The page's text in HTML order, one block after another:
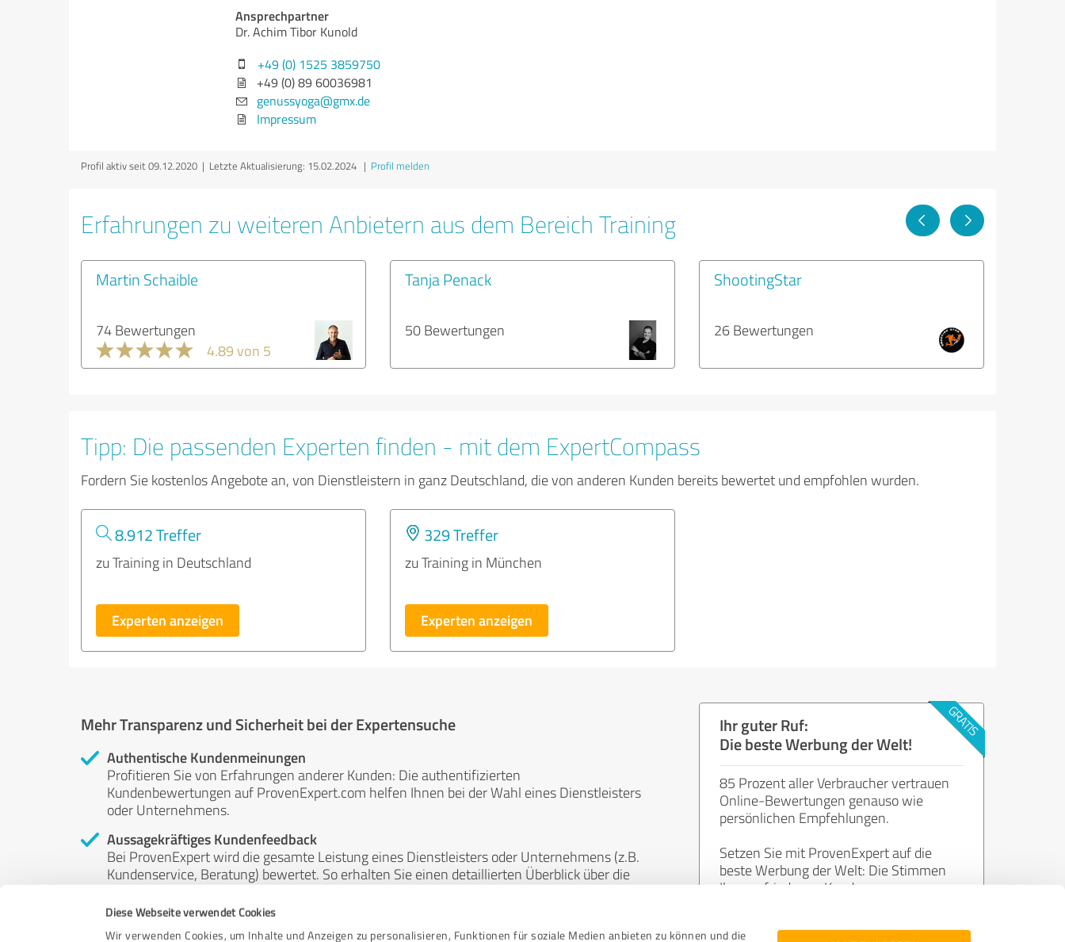
Diese Webseite verwendet Cookies
Wir verwenden Cookies, um Inhalte und Anzeigen zu personalisieren, Funktionen für soziale Medien anbieten zu können und die
Ansprechpartner
Dr. Achim Tibor Kunold
+49 (0) 1525 3859750
+49 (0) 89 60036981
genussyoga@gmx.de
Impressum
Profil aktiv seit 09.12.2020 | Letzte Aktualisierung: 15.02.2024 | Profil melden
Erfahrungen zu weiteren Anbietern aus dem Bereich Training
Martin Schaible
74 Bewertungen
4.89 von 5
Tanja Penack
50 Bewertungen
ShootingStar
26 Bewertungen
Tipp: Die passenden Experten finden - mit dem ExpertCompass
Fordern Sie kostenlos Angebote an, von Dienstleistern in ganz Deutschland, die von anderen Kunden bereits bewertet und empfohlen wurden.
8.912 Treffer
zu Training in Deutschland
Experten anzeigen
329 Treffer
zu Training in München
Experten anzeigen
Mehr Transparenz und Sicherheit bei der Expertensuche
Authentische Kundenmeinungen
Profitieren Sie von Erfahrungen anderer Kunden: Die authentifizierten
Kundenbewertungen auf ProvenExpert.com helfen Ihnen bei der Wahl eines Dienstleisters
oder Unternehmens.
Aussagekräftiges Kundenfeedback
Bei ProvenExpert wird die gesamte Leistung eines Dienstleisters oder Unternehmens (z.B.
Kundenservice, Beratung) bewertet. So erhalten Sie einen detaillierten Überblick über die
Unabhängige Bewertungen
ProvenExpert ist grundsätzlich kostenlos, unabhängig und neutral. Bewertungen von
Ihr guter Ruf:
Die beste Werbung der Welt!
85 Prozent aller Verbraucher vertrauen
Online-Bewertungen genauso wie
persönlichen Empfehlungen.
Setzen Sie mit ProvenExpert auf die
beste Werbung der Welt: Die Stimmen
Ihrer zufriedenen Kunden.